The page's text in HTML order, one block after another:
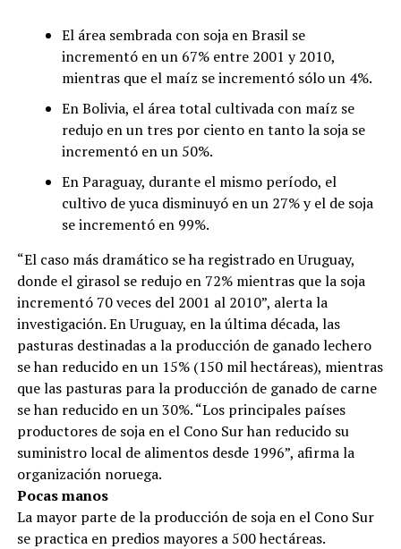
El área sembrada con soja en Brasil se
incrementó en un 67% entre 2001 y 2010,
mientras que el maíz se incrementó sólo un 4%.
En Bolivia, el área total cultivada con maíz se
redujo en un tres por ciento en tanto la soja se
incrementó en un 50%.
En Paraguay, durante el mismo período, el
cultivo de yuca disminuyó en un 27% y el de soja
se incrementó en 99%.
“El caso más dramático se ha registrado en Uruguay,
donde el girasol se redujo en 72% mientras que la soja
incrementó 70 veces del 2001 al 2010”, alerta la
investigación. En Uruguay, en la última década, las
pasturas destinadas a la producción de ganado lechero
se han reducido en un 15% (150 mil hectáreas), mientras
que las pasturas para la producción de ganado de carne
se han reducido en un 30%. “Los principales países
productores de soja en el Cono Sur han reducido su
suministro local de alimentos desde 1996”, afirma la
organización noruega.
Pocas manos
La mayor parte de la producción de soja en el Cono Sur
se practica en predios mayores a 500 hectáreas.